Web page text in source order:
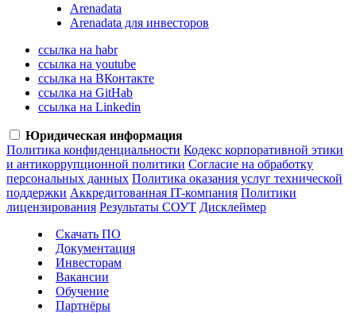
Arenadata
Arenadata для инвесторов
ссылка на habr
ссылка на youtube
ссылка на ВКонтакте
ссылка на GitHab
ссылка на Linkedin
Юридическая информация
Политика конфиденциальности Кодекс корпоративной этики
и антикоррупционной политики Согласие на обработку
персональных данных Политика оказания услуг технической
поддержки Аккредитованная IT-компания Политики
лицензирования Результаты СОУТ Дисклеймер
Скачать ПО
Документация
Инвесторам
Вакансии
Обучение
Партнёры